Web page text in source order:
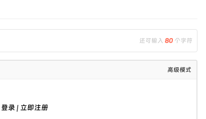
还可输入 80 个字符
高级模式
登录 | 立即注册